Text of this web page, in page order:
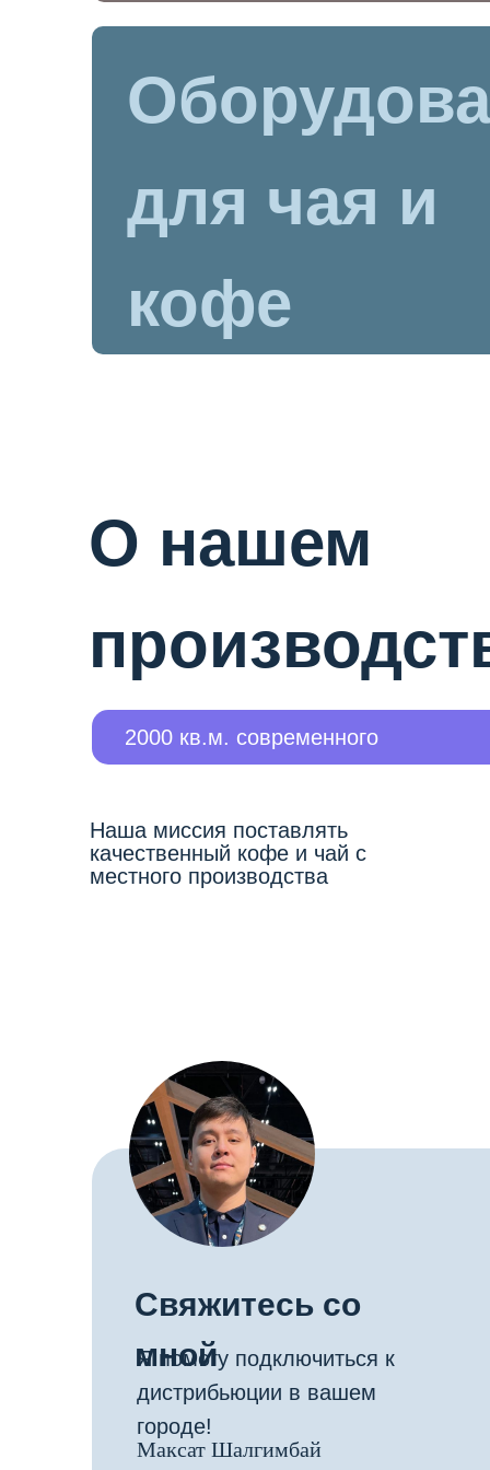
для чая и
кофе
О нашем
Наша миссия поставлять
качественный кофе и чай с
местного производства
2000 кв.м. современного
производства
Свяжитесь со
мной
Я помогу подключиться к
дистрибьюции в вашем
городе!
Максат Шалгимбай